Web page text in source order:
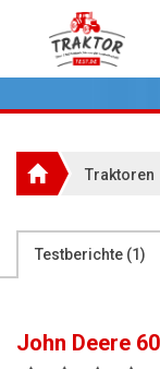
Traktoren
Testberichte (1)
John Deere